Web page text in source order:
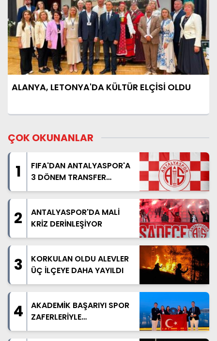
ALANYA, LETONYA'DA KÜLTÜR ELÇİSİ OLDU
ÇOK OKUNANLAR
1
FIFA'DAN ANTALYASPOR'A
3 DÖNEM TRANSFER
YASAĞI
2
ANTALYASPOR'DA MALİ
KRİZ DERİNLEŞİYOR
3
KORKULAN OLDU ALEVLER
ÜÇ İLÇEYE DAHA YAYILDI
4
AKADEMİK BAŞARIYI SPOR
ZAFERLERİYLE
TAÇLANDIRDILAR